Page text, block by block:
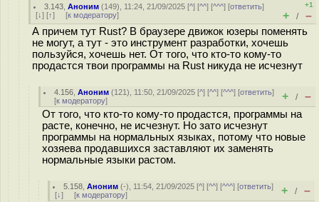
3.143 ,Аноним (149), 11:24, 21/09/2025 [^] [^^] [^^^] [ответить]
[↓] [↑] [к модератору]
+1
+ / –
А причем тут Rust? В браузере движок юзеры поменять
не могут, а тут - это инструмент разработки, хочешь
пользуйся, хочешь нет. От того, что кто-то кому-то
продастся твои программы на Rust никуда не исчезнут
4.156 ,Аноним (121), 11:50, 21/09/2025 [^] [^^] [^^^] [ответить]
[к модератору] + / –
От того, что кто-то кому-то продастся, программы на
расте, конечно, не исчезнут. Но зато исчезнут
программы на нормальных языках, потому что новые
хозяева продавшихся заставляют их заменять
нормальные языки растом.
5.158 ,Аноним (-), 11:54, 21/09/2025 [^] [^^] [^^^] [ответить]
[↓] [к модератору] + / –